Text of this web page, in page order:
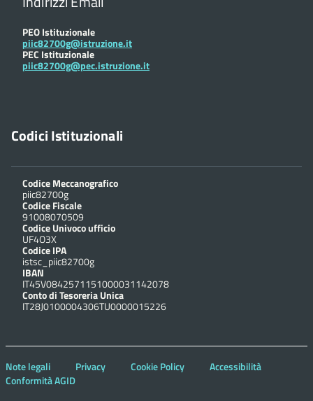
PEO Istituzionale
piic82700g@istruzione.it
PEC Istituzionale
piic82700g@pec.istruzione.it
Codici Istituzionali
Codice Meccanografico
piic82700g
Codice Fiscale
91008070509
Codice Univoco ufficio
UF4O3X
Codice IPA
istsc_piic82700g
IBAN
IT45V0842571151000031142078
Conto di Tesoreria Unica
IT28J0100004306TU0000015226
Note legali Privacy Cookie Policy
Accessibilità
Conformità AGID